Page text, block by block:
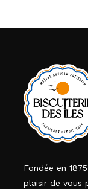
Fondée en
plaisir de vous